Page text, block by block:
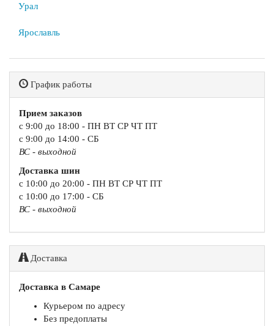
Урал
Ярославль
График работы
Прием заказов
с 9:00 до 18:00 - ПН ВТ СР ЧТ ПТ
с 9:00 до 14:00 - СБ
ВС - выходной
Доставка шин
с 10:00 до 20:00 - ПН ВТ СР ЧТ ПТ
с 10:00 до 17:00 - СБ
ВС - выходной
Доставка
Доставка в Самаре
Курьером по адресу
Без предоплаты